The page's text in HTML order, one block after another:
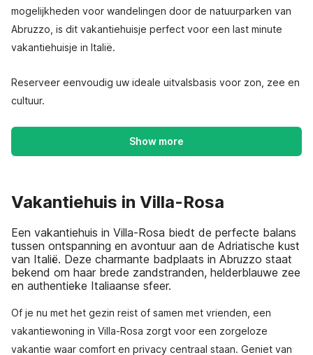
mogelijkheden voor wandelingen door de natuurparken van
Abruzzo, is dit vakantiehuisje perfect voor een last minute
vakantiehuisje in Italië.
Reserveer eenvoudig uw ideale uitvalsbasis voor zon, zee en
cultuur.
Show more
Vakantiehuis in Villa-Rosa
Een vakantiehuis in Villa-Rosa biedt de perfecte balans
tussen ontspanning en avontuur aan de Adriatische kust
van Italië. Deze charmante badplaats in Abruzzo staat
bekend om haar brede zandstranden, helderblauwe zee
en authentieke Italiaanse sfeer.
Of je nu met het gezin reist of samen met vrienden, een
vakantiewoning in Villa-Rosa zorgt voor een zorgeloze
vakantie waar comfort en privacy centraal staan. Geniet van